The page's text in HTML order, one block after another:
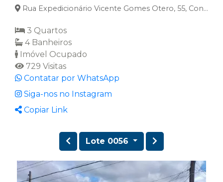
Rua Expedicionário Vicente Gomes Otero, 55, Conjunto Habitacional Jardim Adelino Simioni, Ribeirão Preto, SP
3 Quartos
4 Banheiros
Imóvel Ocupado
729 Visitas
Contatar por WhatsApp
Siga-nos no Instagram
Copiar Link
Lote 0056